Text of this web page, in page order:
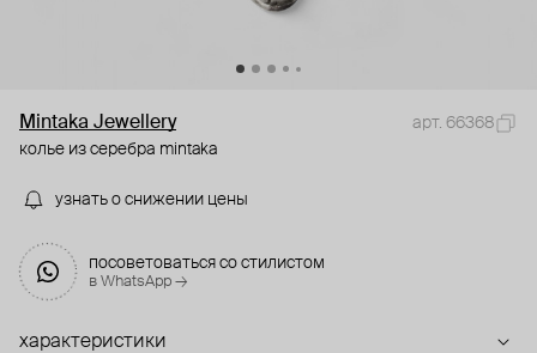
Mintaka Jewellery
арт. 66368
колье из серебра mintaka
узнать о снижении цены
посоветоваться со стилистом
в WhatsApp →
характеристики